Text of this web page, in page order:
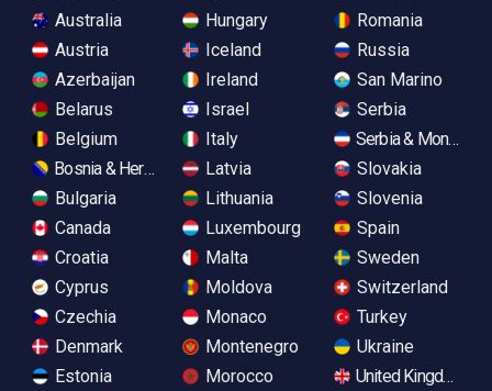
Australia
Austria
Azerbaijan
Belarus
Belgium
Bosnia & Herzegovina
Bulgaria
Canada
Croatia
Cyprus
Czechia
Denmark
Estonia
Hungary
Iceland
Ireland
Israel
Italy
Latvia
Lithuania
Luxembourg
Malta
Moldova
Monaco
Montenegro
Morocco
Romania
Russia
San Marino
Serbia
Serbia &
Slovakia
Slovenia
Spain
Sweden
Switzerland
Turkey
Ukraine
United Kingdom